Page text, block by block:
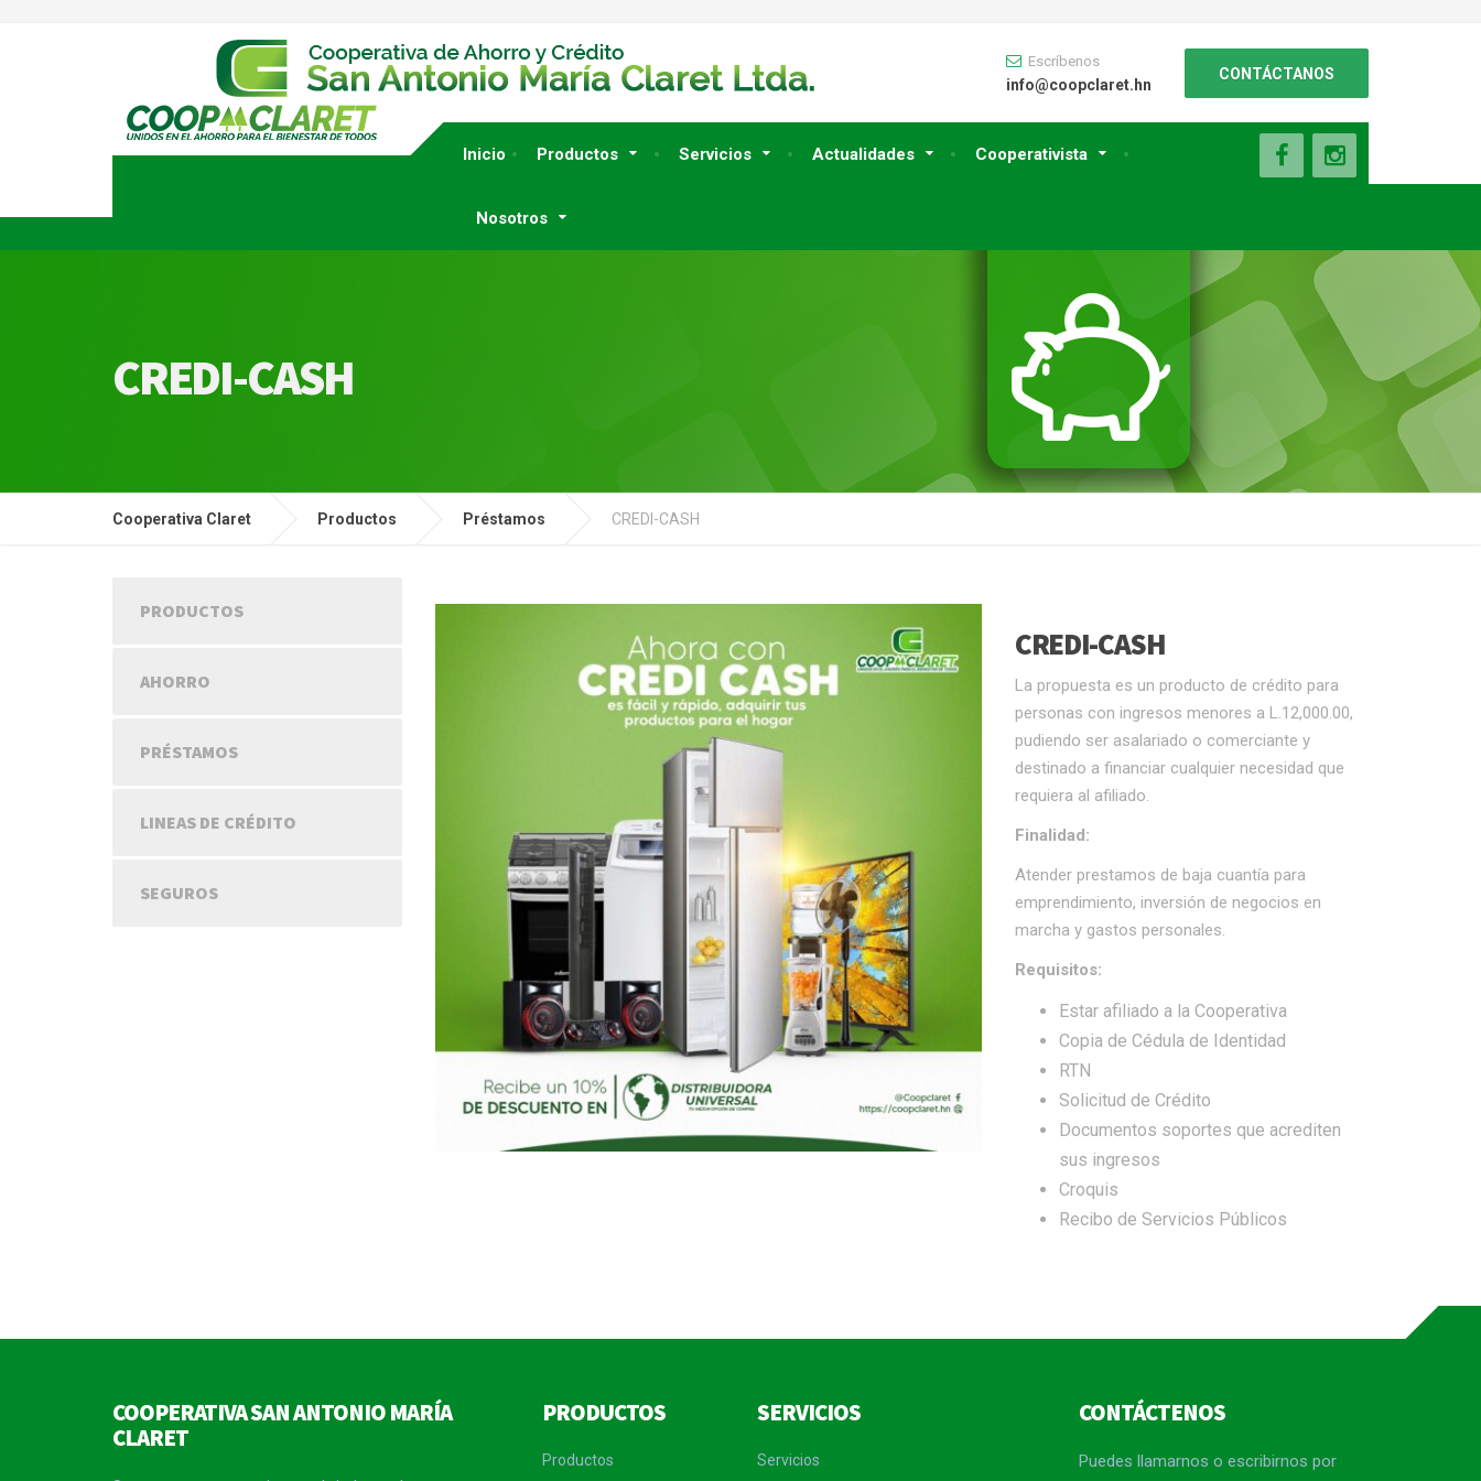
Inicio Productos Servicios Actualidades Cooperativista
Nosotros
Escríbenos
info@coopclaret.hn
CONTÁCTANOS
CREDI-CASH
Cooperativa Claret Productos Préstamos CREDI-CASH
CREDI-CASH
La propuesta es un producto de crédito para
personas con ingresos menores a L.12,000.00,
pudiendo ser asalariado o comerciante y
destinado a financiar cualquier necesidad que
requiera al afiliado.
Finalidad:
Atender prestamos de baja cuantía para
emprendimiento, inversión de negocios en
marcha y gastos personales.
Requisitos:
Estar afiliado a la Cooperativa
Copia de Cédula de Identidad
RTN
Solicitud de Crédito
Documentos soportes que acrediten
sus ingresos
Croquis
Recibo de Servicios Públicos
PRODUCTOS
AHORRO
PRÉSTAMOS
LINEAS DE CRÉDITO
SEGUROS
COOPERATIVA SAN ANTONIO MARÍA
CLARET
PRODUCTOS
Productos
SERVICIOS
Servicios
CONTÁCTENOS
Puedes llamarnos o escribirnos por